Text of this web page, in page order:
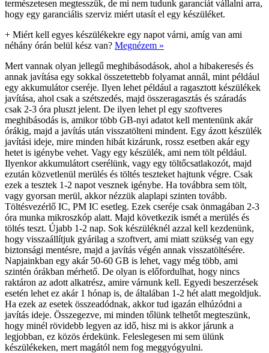
természetesen megtesszük, de mi nem tudunk garanciát vállalni arra,
hogy egy garanciális szerviz miért utasít el egy készüléket.
+ Miért kell egyes készülékekre egy napot várni, amíg van ami
néhány órán belül kész van? Megnézem »
Mert vannak olyan jellegű meghibásodások, ahol a hibakeresés és
annak javítása egy sokkal összetettebb folyamat annál, mint például
egy akkumulátor cseréje. Ilyen lehet például a ragasztott készülékek
javítása, ahol csak a szétszedés, majd összeragasztás és száradás
csak 2-3 óra pluszt jelent. De ilyen lehet pl egy szoftveres
meghibásodás is, amikor több GB-nyi adatot kell mentenünk akár
órákig, majd a javítás után visszatölteni mindent. Egy ázott készülék
javítási ideje, mire minden hibát kizárunk, rossz esetben akár egy
hetet is igénybe vehet. Vagy egy készülék, ami nem tölt például.
Ilyenkor akkumulátort cserélünk, vagy egy töltőcsatlakozót, majd
ezután közvetlenül merülés és töltés teszteket hajtunk végre. Csak
ezek a tesztek 1-2 napot vesznek igénybe. Ha továbbra sem tölt,
vagy gyorsan merül, akkor nézzük alaplapi szinten tovább.
Töltésvezérlő IC, PM IC esetleg. Ezek cseréje csak önmagában 2-3
óra munka mikroszkóp alatt. Majd következik ismét a merülés és
töltés teszt. Újabb 1-2 nap. Sok készüléknél azzal kell kezdenünk,
hogy visszaállítjuk gyárilag a szoftvert, ami miatt szükség van egy
biztonsági mentésre, majd a javítás végén annak visszatöltésére.
Napjainkban egy akár 50-60 GB is lehet, vagy még több, ami
szintén órákban mérhető. De olyan is előfordulhat, hogy nincs
raktáron az adott alkatrész, amire várnunk kell. Egyedi beszerzések
esetén lehet ez akár 1 hónap is, de általában 1-2 hét alatt megoldjuk.
Ha ezek az esetek összeadódnak, akkor tud igazán elhúzódni a
javítás ideje. Összegezve, mi minden tőlünk telhetőt megteszünk,
hogy minél rövidebb legyen az idő, hisz mi is akkor járunk a
legjobban, ez közös érdekünk. Feleslegesen mi sem ülünk
készülékeken, mert magától nem fog meggyógyulni.